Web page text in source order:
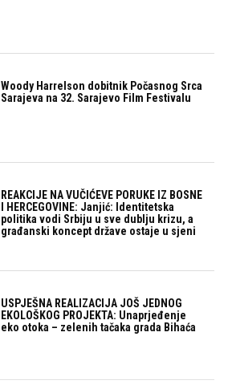
Woody Harrelson dobitnik Počasnog Srca
Sarajeva na 32. Sarajevo Film Festivalu
REAKCIJE NA VUČIĆEVE PORUKE IZ BOSNE
I HERCEGOVINE: Janjić: Identitetska
politika vodi Srbiju u sve dublju krizu, a
građanski koncept države ostaje u sjeni
USPJEŠNA REALIZACIJA JOŠ JEDNOG
EKOLOŠKOG PROJEKTA: Unaprjeđenje
eko otoka – zelenih tačaka grada Bihaća